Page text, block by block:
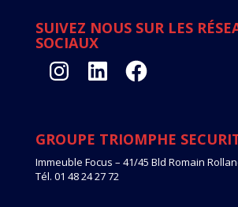
SUIVEZ NOUS SUR LES
SOCIAUX
InstagramLinkedIn Facebook
GROUPE TRIOMPHE
Immeuble Focus – 41/45 Bld Romain
Tél. 01 48 24 27 72